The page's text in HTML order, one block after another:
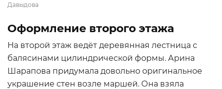
Давыдова
Оформление второго этажа
На второй этаж ведёт деревянная лестница с
балясинами цилиндрической формы. Арина
Шарапова придумала довольно оригинальное
украшение стен возле маршей. Она взяла